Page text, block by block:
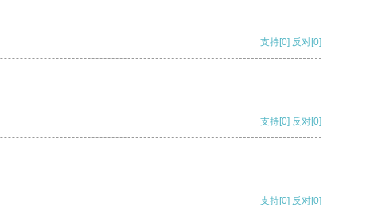
支持[0] 反对[0]
支持[0] 反对[0]
支持[0] 反对[0]